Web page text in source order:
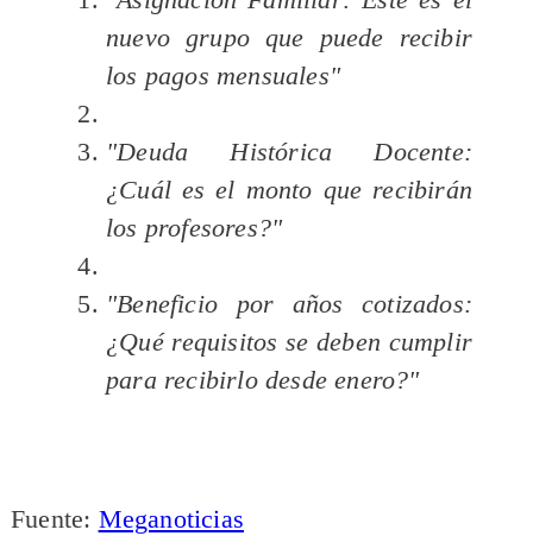
nuevo grupo que puede recibir
los pagos mensuales"
"Deuda Histórica Docente:
¿Cuál es el monto que recibirán
los profesores?"
"Beneficio por años cotizados:
¿Qué requisitos se deben cumplir
para recibirlo desde enero?"
Fuente: Meganoticias